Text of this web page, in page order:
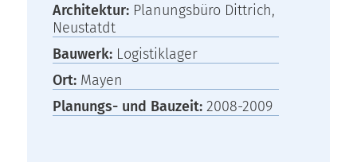
Architektur: Planungsbüro Dittrich,
Neustatdt
Bauwerk: Logistiklager
Ort: Mayen
Planungs- und Bauzeit:2008-2009